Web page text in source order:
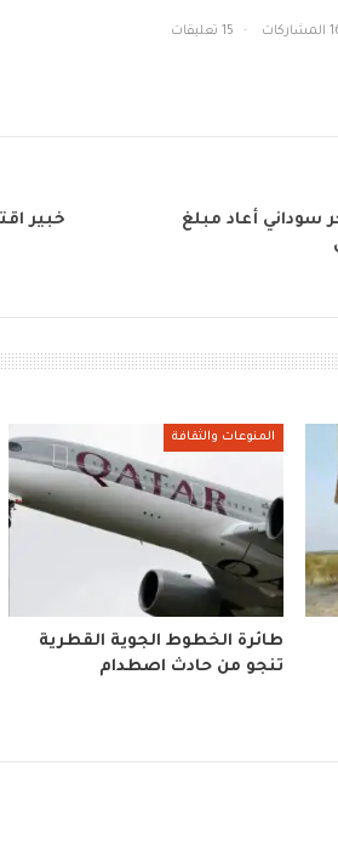
15 تعليقات
سوداني أعاد مبلغ
خبير
المنوعات والثقافة
طائرة الخطوط الجوية القطرية
تنجو من حادث اصطدام